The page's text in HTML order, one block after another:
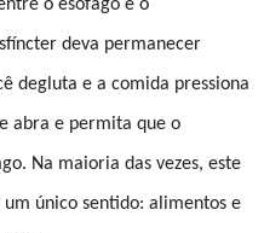
o esôfago e o
deva permanecer
degluta e a comida pressiona
abra e permita que o
Na maioria das vezes, este
único sentido: alimentos e